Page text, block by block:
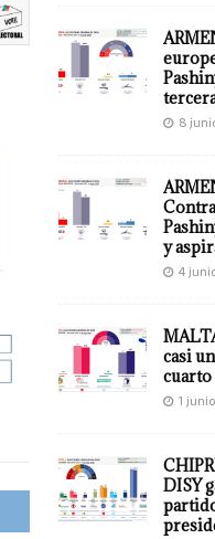
8
y
4
casi
cuarto
1
DISY